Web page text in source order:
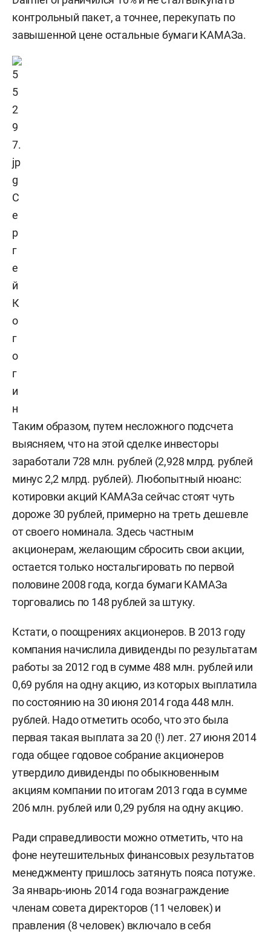
контрольный пакет, а точнее, перекупать по
завышенной цене остальные бумаги КАМАЗа.
С
е
р
г
е
й
К
о
г
о
г
и
н
Таким образом, путем несложного подсчета
выясняем, что на этой сделке инвесторы
заработали 728 млн. рублей (2,928 млрд. рублей
минус 2,2 млрд. рублей). Любопытный нюанс:
котировки акций КАМАЗа сейчас стоят чуть
дороже 30 рублей, примерно на треть дешевле
от своего номинала. Здесь частным
акционерам, желающим сбросить свои акции,
остается только ностальгировать по первой
половине 2008 года, когда бумаги КАМАЗа
торговались по 148 рублей за штуку.
Кстати, о поощрениях акционеров. В 2013 году
компания начислила дивиденды по результатам
работы за 2012 год в сумме 488 млн. рублей или
0,69 рубля на одну акцию, из которых выплатила
по состоянию на 30 июня 2014 года 448 млн.
рублей. Надо отметить особо, что это была
первая такая выплата за 20 (!) лет. 27 июня 2014
года общее годовое собрание акционеров
утвердило дивиденды по обыкновенным
акциям компании по итогам 2013 года в сумме
206 млн. рублей или 0,29 рубля на одну акцию.
Ради справедливости можно отметить, что на
фоне неутешительных финансовых результатов
менеджменту пришлось затянуть пояса потуже.
За январь-июнь 2014 года вознаграждение
членам совета директоров (11 человек) и
правления (8 человек) включало в себя